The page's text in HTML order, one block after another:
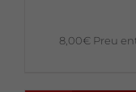
8,00€ Preu